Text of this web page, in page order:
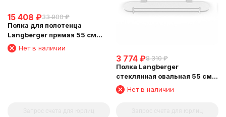
15 408 ₽33 900 ₽
Полка для полотенца
Langberger прямая 55 см
24003A
Нет в наличии
3 774 ₽8 310 ₽
Полка Langberger
стеклянная овальная 55 см
24051HНет в наличии